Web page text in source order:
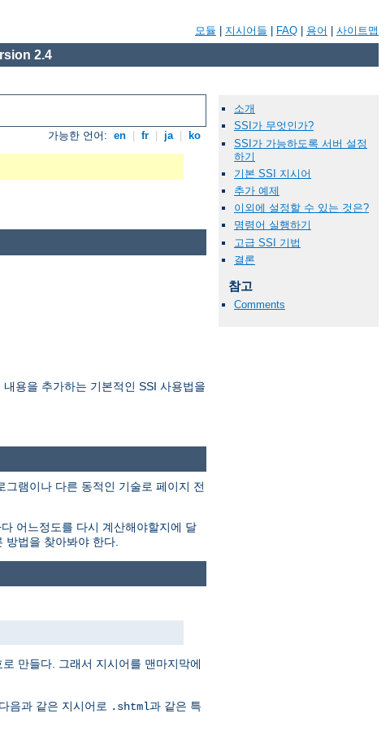
모듈 지시어들 FAQ 용어 사이트맵
2.4
가능한 언어: en fr ja ko
소개
SSI가 무엇인가?
SSI가 가능하도록 서버 설정
하기
기본 SSI 지시어
추가 예제
이외에 설정할 수 있는 것은?
명령어 실행하기
고급 SSI 기법
결론
참고
Comments
용을 추가하는 기본적인 SSI 사용법을
램이나 다른 동적인 기술로 페이지 전
어느정도를 다시 계산해야할지에 달
법을 찾아봐야 한다.
만들다. 그래서 지시어를 맨마지막에
음과 같은 지시어로 .shtml과 같은 특